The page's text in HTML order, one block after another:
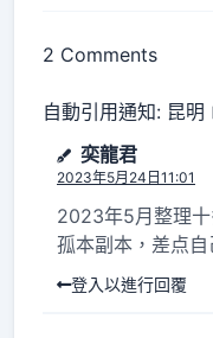
reader-
2 Comments
自動引用通知: 昆明
奕龍君
2023年5月24日11:01
2023年5月整理
孤本副本，差点自
登入以進行回覆